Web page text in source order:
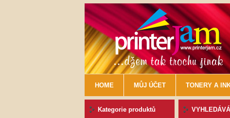
HOME MŮJ ÚČET TONERY A
Kategorie produktů